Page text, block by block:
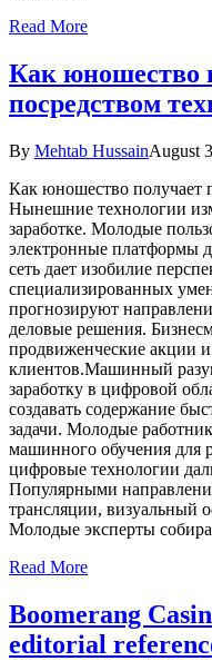
Read More
Как юношество
посредством
By Mehtab HussainAugust
Как юношество получает
Нынешние технологии
заработке. Молодые
электронные платформы
сеть дает изобилие
специализированных
прогнозируют
деловые решения.
продвиженческие акции
клиентов.Машинный
заработку в цифровой
создавать содержание
задачи. Молодые
машинного обучения для
цифровые технологии
Популярными
трансляции, визуальный
Молодые эксперты
Read More
Boomerang
editorial